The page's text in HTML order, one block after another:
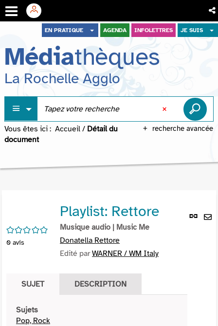
menu
contenu
recherche
EN PRATIQUE AGENDA INFOLETTRES JE SUIS
Médiathèques
La Rochelle Agglo
recherche avancée
Vous êtes ici : Accueil / Détail du
document
Lien
/5
0 avis
Playlist: Rettore
Musique audio | Music Me
Donatella Rettore
Edité parWARNER / WM Italy
SUJET DESCRIPTION
Sujets
Pop, Rock